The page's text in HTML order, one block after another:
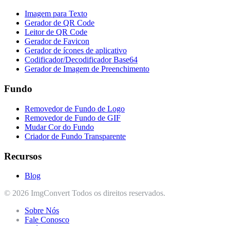
Imagem para Texto
Gerador de QR Code
Leitor de QR Code
Gerador de Favicon
Gerador de ícones de aplicativo
Codificador/Decodificador Base64
Gerador de Imagem de Preenchimento
Fundo
Removedor de Fundo de Logo
Removedor de Fundo de GIF
Mudar Cor do Fundo
Criador de Fundo Transparente
Recursos
Blog
© 2026 ImgConvert Todos os direitos reservados.
Sobre Nós
Fale Conosco